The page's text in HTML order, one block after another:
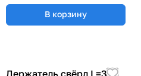
В корзину
Держатель свёрл L=315